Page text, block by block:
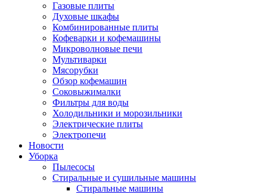
Газовые плиты
Духовые шкафы
Комбинированные плиты
Кофеварки и кофемашины
Микроволновые печи
Мультиварки
Мясорубки
Обзор кофемашин
Соковыжималки
Фильтры для воды
Холодильники и морозильники
Электрические плиты
Электропечи
Новости
Уборка
Пылесосы
Стиральные и сушильные машины
Стиральные машины